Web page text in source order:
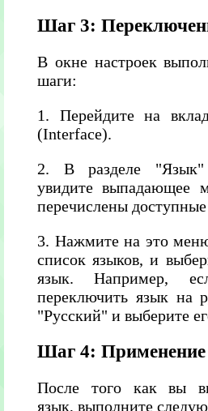
Шаг 3:
В окне настроек
шаги:
1. Перейдите на
(Interface).
2. В разделе
увидите выпадающее
перечислены
3. Нажмите на это
список языков, и
язык. Например,
переключить язык на
"Русский" и выберите
Шаг 4: Применение
После того как вы
язык, выполните